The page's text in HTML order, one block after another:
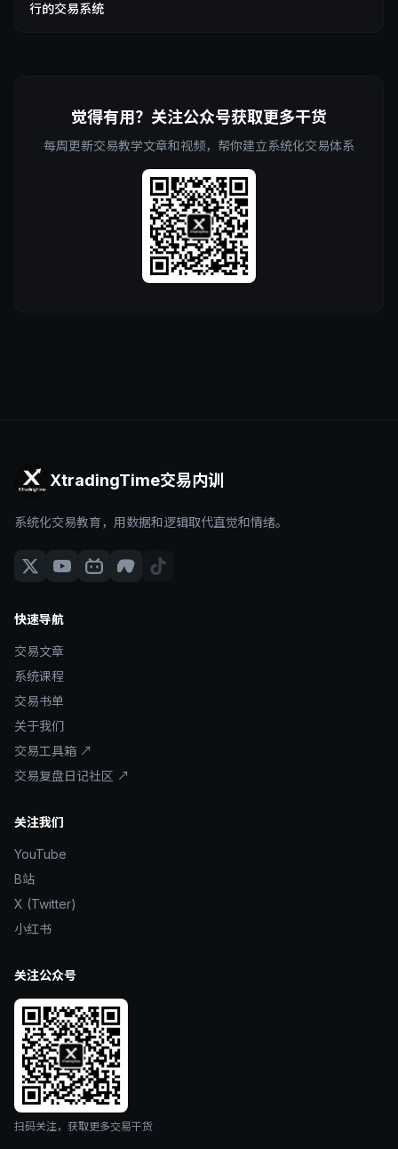
行的交易系统
觉得有用？关注公众号获取更多干货
每周更新交易教学文章和视频，帮你建立系统化交易体系
XtradingTime交易内训
系统化交易教育，用数据和逻辑取代直觉和情绪。
快速导航
交易文章
系统课程
交易书单
关于我们
交易工具箱 ↗
交易复盘日记社区 ↗
关注我们
YouTube
B站
X (Twitter)
小红书
关注公众号
扫码关注，获取更多交易干货